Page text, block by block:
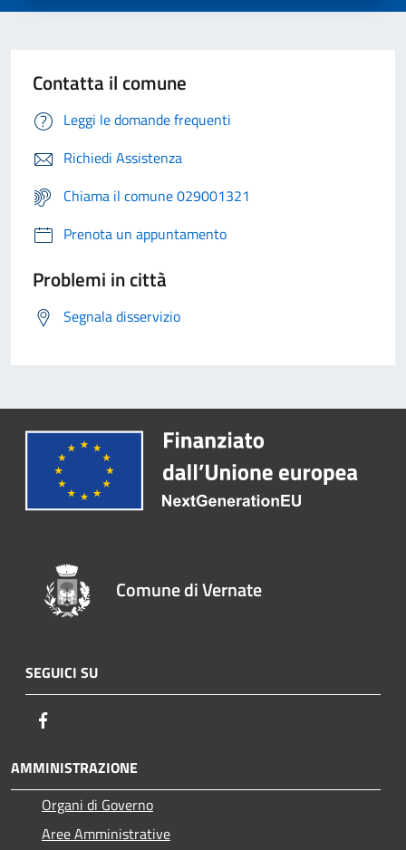
Contatta il comune
Leggi le domande frequenti
Richiedi Assistenza
Chiama il comune 029001321
Prenota un appuntamento
Problemi in città
Segnala disservizio
Comune di Vernate
SEGUICI SU
AMMINISTRAZIONE
Organi di Governo
Aree Amministrative